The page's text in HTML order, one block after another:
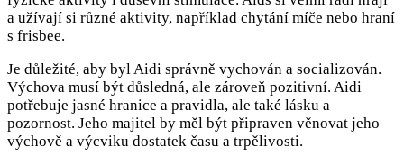
a užívají si různé aktivity, například chytání míče nebo hraní
s frisbee.
Je důležité, aby byl Aidi správně vychován a socializován.
Výchova musí být důsledná, ale zároveň pozitivní. Aidi
potřebuje jasné hranice a pravidla, ale také lásku a
pozornost. Jeho majitel by měl být připraven věnovat jeho
výchově a výcviku dostatek času a trpělivosti.